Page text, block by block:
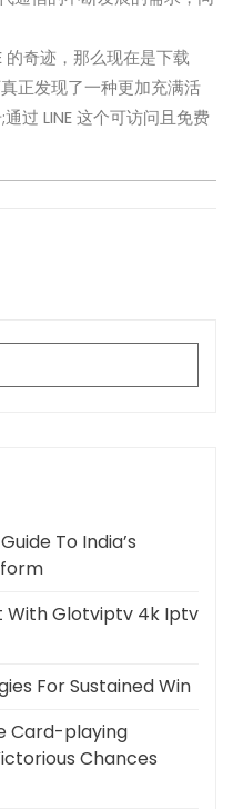
的奇迹，那么现在是下载
正发现了一种更加充满活
过 LINE 这个可访问且免费
To India’s
With Glotviptv 4k Iptv
For Sustained Win
Card-playing
Chances